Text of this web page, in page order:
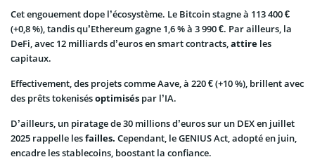
Cet engouement dope l’écosystème. Le Bitcoin stagne à 113 400 €
(+0,8 %), tandis qu’Ethereum gagne 1,6 % à 3 990 €. Par ailleurs, la
DeFi, avec 12 milliards d’euros en smart contracts,attire les
capitaux.
Effectivement, des projets comme Aave, à 220 € (+10 %), brillent avec
des prêts tokenisésoptimisés par l’IA.
D’ailleurs, un piratage de 30 millions d’euros sur un DEX en juillet
2025 rappelle lesfailles. Cependant, le GENIUS Act, adopté en juin,
encadre les stablecoins, boostant la confiance.